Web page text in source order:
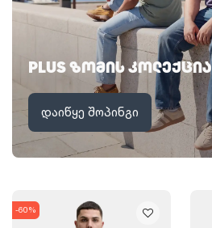
PLUS ზომის კოლექცია
დაიწყე შოპინგი
-60%